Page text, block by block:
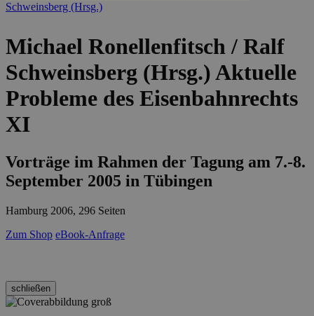
Michael Ronellenfitsch / Ralf
Schweinsberg (Hrsg.)Aktuelle
Probleme des Eisenbahnrechts
XI
Vorträge im Rahmen der Tagung am 7.-8.
September 2005 in Tübingen
Hamburg 2006, 296 Seiten
Zum Shop eBook-Anfrage
schließen